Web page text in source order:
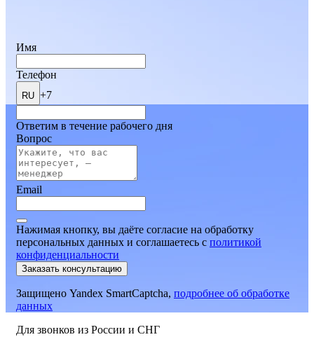
Имя
Телефон
RU +7
Ответим в течение рабочего дня
Вопрос
Email
Нажимая кнопку, вы даёте согласие на обработку
персональных данных и соглашаетесь c политикой
конфиденциальности
Заказать консультацию
Защищено Yandex SmartCaptcha, подробнее об обработке
данных
Для звонков из России и СНГ